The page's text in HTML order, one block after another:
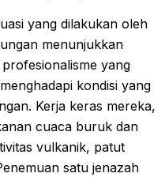
yang dilakukan oleh
menunjukkan
yang
kondisi yang
Kerja keras mereka,
cuaca buruk dan
vulkanik, patut
satu jenazah